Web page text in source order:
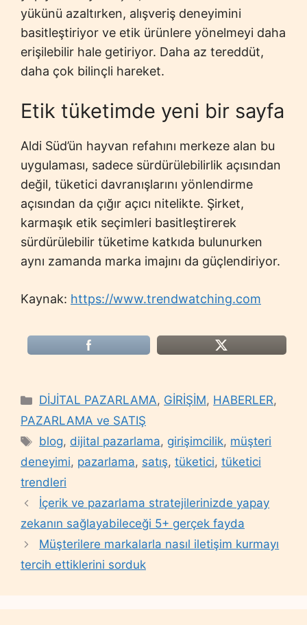
yükünü azaltırken, alışveriş deneyimini
basitleştiriyor ve etik ürünlere yönelmeyi daha
erişilebilir hale getiriyor. Daha az tereddüt,
daha çok bilinçli hareket.
Etik tüketimde yeni bir sayfa
Aldi Süd’ün hayvan refahını merkeze alan bu
uygulaması, sadece sürdürülebilirlik açısından
değil, tüketici davranışlarını yönlendirme
açısından da çığır açıcı nitelikte. Şirket,
karmaşık etik seçimleri basitleştirerek
sürdürülebilir tüketime katkıda bulunurken
aynı zamanda marka imajını da güçlendiriyor.
Kaynak: https://www.trendwatching.com
Categories
DİJİTAL PAZARLAMA, GİRİŞİM, HABERLER,
PAZARLAMA ve SATIŞ
Tags
blog, dijital pazarlama, girişimcilik, müşteri
deneyimi, pazarlama, satış, tüketici, tüketici
trendleri
İçerik ve pazarlama stratejilerinizde yapay
zekanın sağlayabileceği 5+ gerçek fayda
Müşterilere markalarla nasıl iletişim kurmayı
tercih ettiklerini sorduk